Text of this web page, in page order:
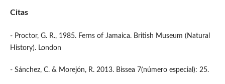
Citas
- Proctor, G. R., 1985. Ferns of Jamaica. British Museum (Natural
History). London
- Sánchez, C. & Morejón, R. 2013. Bissea 7(número especial): 25.